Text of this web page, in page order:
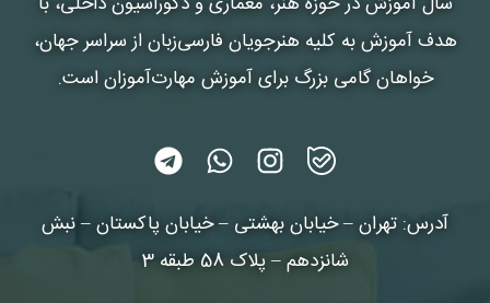
هدف آموزش به کلیه هنرجویان فارسی‌زبان از سراسر جهان،
خواهان گامی بزرگ برای آموزش مهارت‌آموزان است.
آدرس: تهران – خیابان بهشتی – خیابان پاکستان – نبش
شانزدهم – پلاک 58 طبقه 3